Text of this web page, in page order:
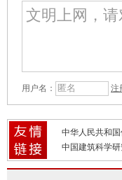
用户名： 注
中华人民共和
中国建筑科学